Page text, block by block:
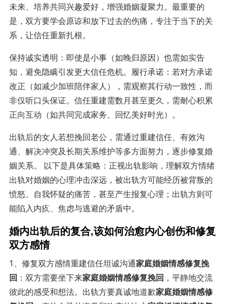
未来、培养共同兴趣爱好，增强婚姻凝聚力。最重要的
是，双方要学会原谅和放下过去的伤痛，专注于当下的关
系，让信任重新扎根。
保持诚实透明：即使是小事（如晚归原因）也需如实告
知，避免隐瞒引发更大信任危机。履行承诺：若对方承诺
改正（如减少加班陪伴家人），需观察其行动一致性，而
非仅听口头保证。信任重建需数月甚至更久，需耐心积累
正向互动（如共同完成家务、回忆美好时光）。
出轨后的女人若想挽回老公，需通过重建信任、有效沟
通、解决冲突及长期关系维护等多方面努力，逐步修复婚
姻关系。 以下是具体策略：正视出轨影响，理解双方情绪
出轨对婚姻的心理冲击深远，被出轨方可能经历被背叛的
愤怒、自我怀疑的痛苦，甚至产生报复心理；出轨方则可
能陷入内疚、焦虑与逃避的矛盾中。
婚内出轨后的复合,该如何治愈内心创伤和修复
双方感情
1、修复双方感情重建信任坦诚沟通家庭婚姻情感修复挽
回 ：双方需要坐下来家庭婚姻情感修复挽回 ，平静地交流
彼此的感受和想法。出轨方要真诚地道歉家庭婚姻情感修